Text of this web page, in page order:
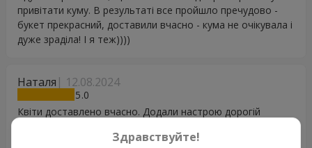
привітати куму. В результаті все пройшло пречудово -
букет прекрасний, доставили вчасно - кума не очікувала і
дуже зраділа! І я теж))))
Наталя 12.08.2024
5
Квіти доставлено вчасно. Додали настрою дорогій
кордоном, все ж змогла привітати, завдяки вам. За що
Здравствуйте!